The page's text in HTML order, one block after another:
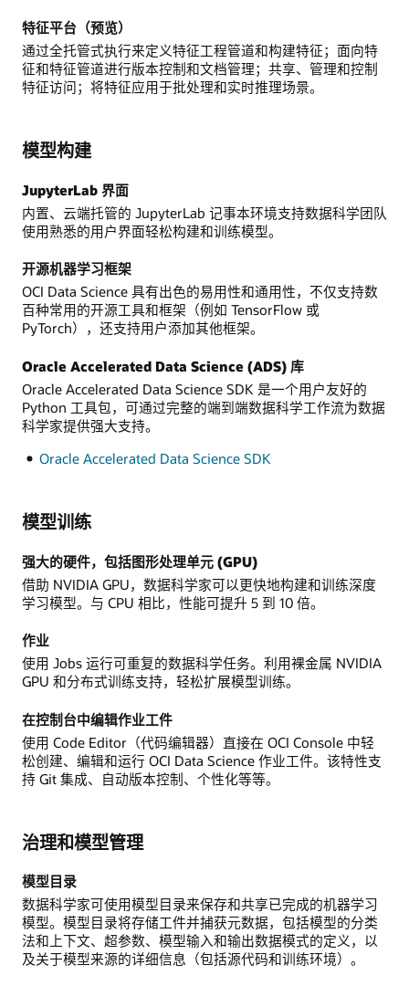
特征平台（预览）
通过全托管式执行来定义特征工程管道和构建特征；面向特
征和特征管道进行版本控制和文档管理；共享、管理和控制
特征访问；将特征应用于批处理和实时推理场景。
模型构建
JupyterLab 界面
内置、云端托管的 JupyterLab 记事本环境支持数据科学团队
使用熟悉的用户界面轻松构建和训练模型。
开源机器学习框架
OCI Data Science 具有出色的易用性和通用性，不仅支持数
百种常用的开源工具和框架（例如 TensorFlow 或
PyTorch），还支持用户添加其他框架。
Oracle Accelerated Data Science (ADS) 库
Oracle Accelerated Data Science SDK 是一个用户友好的
Python 工具包，可通过完整的端到端数据科学工作流为数据
科学家提供强大支持。
Oracle Accelerated Data Science SDK
模型训练
强大的硬件，包括图形处理单元 (GPU)
借助 NVIDIA GPU，数据科学家可以更快地构建和训练深度
学习模型。与 CPU 相比，性能可提升 5 到 10 倍。
作业
使用 Jobs 运行可重复的数据科学任务。利用裸金属 NVIDIA
GPU 和分布式训练支持，轻松扩展模型训练。
在控制台中编辑作业工件
使用 Code Editor（代码编辑器）直接在 OCI Console 中轻
松创建、编辑和运行 OCI Data Science 作业工件。该特性支
持 Git 集成、自动版本控制、个性化等等。
治理和模型管理
模型目录
数据科学家可使用模型目录来保存和共享已完成的机器学习
模型。模型目录将存储工件并捕获元数据，包括模型的分类
法和上下文、超参数、模型输入和输出数据模式的定义，以
及关于模型来源的详细信息（包括源代码和训练环境）。